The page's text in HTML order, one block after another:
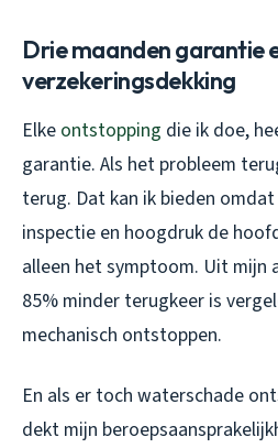
Drie maanden garantie
verzekeringsdekking
Elke ontstopping die ik doe,
garantie. Als het probleem
terug. Dat kan ik bieden
inspectie en hoogdruk de
alleen het symptoom. Uit
85% minder terugkeer is
mechanisch ontstoppen.
En als er toch waterschade
dekt mijn